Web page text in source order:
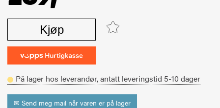
Kjøp
På lager hos leverandør,antatt leveringstid 5-10 dager
✉ Send meg mail når varen er på lager